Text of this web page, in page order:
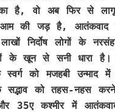
है, वो अब फिर से
की जड़ है, आतंकवाद
निर्दोष लोगों के
के खून से सनी धारा
को मजहबी उन्माद
सद्भाव को तहस-नहस
35ए कश्मीर में